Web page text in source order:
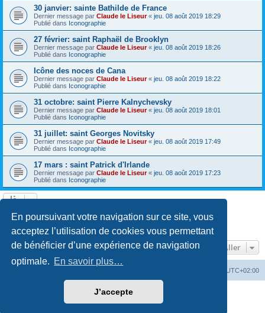
En poursuivant votre navigation sur ce site, vous
acceptez l’utilisation de cookies vous permettant
de bénéficier d’une expérience de navigation
optimale. En savoir plus…
J’accepte
30 janvier: sainte Bathilde de France
Dernier message par Claude le Liseur« jeu. 08 août 2019 18:29
Publié dans Iconographie
27 février: saint Raphaël de Brooklyn
Dernier message par Claude le Liseur« jeu. 08 août 2019 18:26
Publié dans Iconographie
Icône des noces de Cana
Dernier message par Claude le Liseur« jeu. 08 août 2019 18:22
Publié dans Iconographie
31 octobre: saint Pierre Kalnychevsky
Dernier message par Claude le Liseur« jeu. 08 août 2019 18:01
Publié dans Iconographie
31 juillet: saint Georges Novitsky
Dernier message par Claude le Liseur« jeu. 08 août 2019 17:49
Publié dans Iconographie
17 mars : saint Patrick d'Irlande
Dernier message par Claude le Liseur« jeu. 08 août 2019 17:23
Publié dans Iconographie
Page1sur20
3
Aller
UTC+02:00
phpBB® Forum Software © phpBB Limited
©